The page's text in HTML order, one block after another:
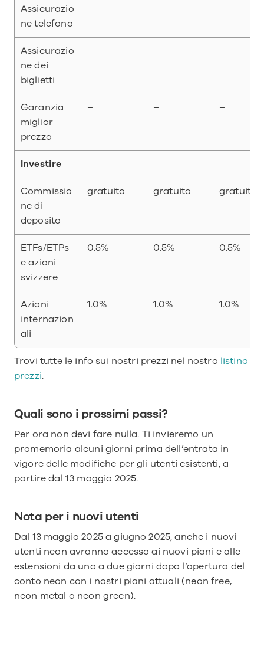
Assicurazio
ne telefono
– – –
Assicurazio
ne dei
biglietti
– – –
Garanzia
miglior
prezzo
– – –
Investire
Commissio
ne di
deposito
gratuito gratuito gratuito
ETFs/ETPs
e azioni
svizzere
0.5% 0.5% 0.5%
Azioni
internazion
ali
1.0% 1.0% 1.0%
Trovi tutte le info sui nostri prezzi nel nostro listino
prezzi.
Quali sono i prossimi passi?
Per ora non devi fare nulla. Ti invieremo un
promemoria alcuni giorni prima dell’entrata in
vigore delle modifiche per gli utenti esistenti, a
partire dal 13 maggio 2025.
Nota per i nuovi utenti
Dal 13 maggio 2025 a giugno 2025, anche i nuovi
utenti neon avranno accesso ai nuovi piani e alle
estensioni da uno a due giorni dopo l’apertura del
conto neon con i nostri piani attuali (neon free,
neon metal o neon green).